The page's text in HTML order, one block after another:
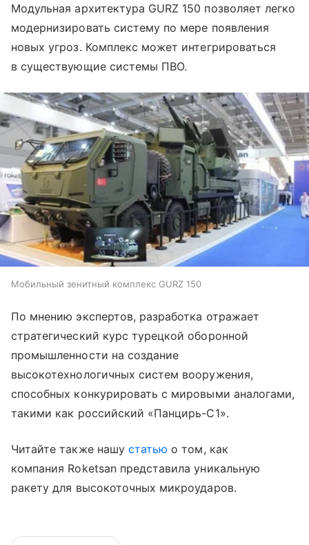
Модульная архитектура GURZ 150 позволяет легко
модернизировать систему по мере появления
новых угроз. Комплекс может интегрироваться
в существующие системы ПВО.
Мобильный зенитный комплекс GURZ 150
По мнению экспертов, разработка отражает
стратегический курс турецкой оборонной
промышленности на создание
высокотехнологичных систем вооружения,
способных конкурировать с мировыми аналогами,
такими как российский «Панцирь-С1».
Читайте также нашу статью о том, как
компания Roketsan представила уникальную
ракету для высокоточных микроударов.